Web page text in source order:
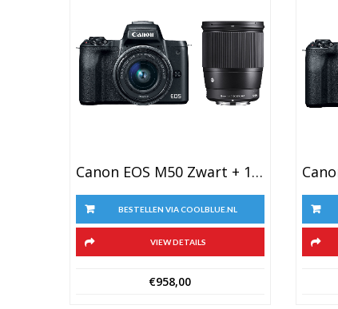
Canon EOS M50 Zwart + 15-45mm IS STM + Sigma 16mm F/1.4 DC DN
BESTELLEN VIA COOLBLUE.NL
VIEW DETAILS
€958,00